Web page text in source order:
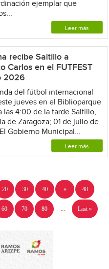
ejemplar que
Leer más
recibe Saltillo a
Carlos en el FUTFEST
2026
del fútbol internacional
jueves en el Biblioparque
las 4:00 de la tarde Saltillo,
de Zaragoza; 01 de julio de
Gobierno Municipal...
Leer más
20 30 40 « 48
60 70 80 Last »